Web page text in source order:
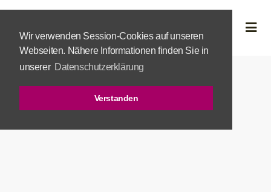
Wir verwenden Session-Cookies auf unseren
Webseiten. Nähere Informationen finden Sie in
unserer Datenschutzerklärung
Verstanden